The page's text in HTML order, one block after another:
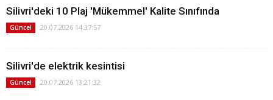
Silivri'deki 10 Plaj 'Mükemmel' Kalite Sınıfında
Güncel 20.07.2026 14:37:57
Silivri'de elektrik kesintisi
Güncel 20.07.2026 13:21:32